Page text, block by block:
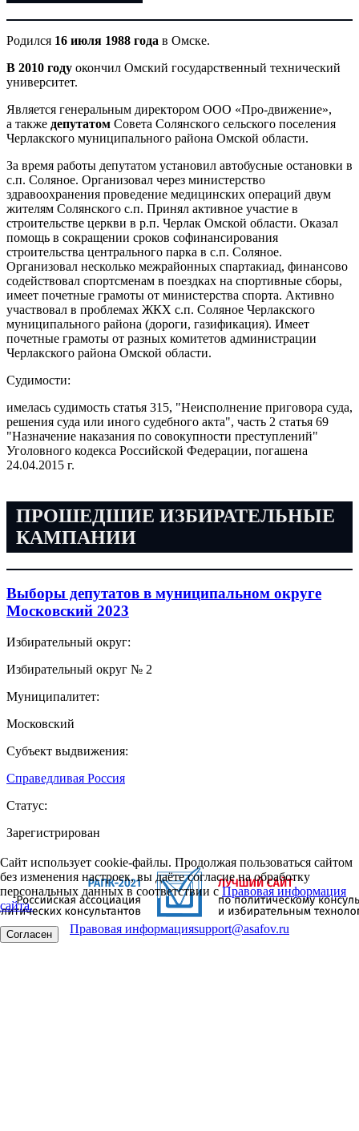
Родился 16 июля 1988 года в Омске.
В 2010 году окончил Омский государственный технический
университет.
Является генеральным директором ООО «Про-движение»,
а также депутатом Совета Солянского сельского поселения
Черлакского муниципального района Омской области.
За время работы депутатом установил автобусные остановки в
с.п. Соляное. Организовал через министерство
здравоохранения проведение медицинских операций двум
жителям Солянского с.п. Принял активное участие в
строительстве церкви в р.п. Черлак Омской области. Оказал
помощь в сокращении сроков софинансирования
строительства центрального парка в с.п. Соляное.
Организовал несколько межрайонных спартакиад, финансово
содействовал спортсменам в поездках на спортивные сборы,
имеет почетные грамоты от министерства спорта. Активно
участвовал в проблемах ЖКХ с.п. Соляное Черлакского
муниципального района (дороги, газификация). Имеет
почетные грамоты от разных комитетов администрации
Черлакского района Омской области.
Судимости:
имелась судимость статья 315, "Неисполнение приговора суда,
решения суда или иного судебного акта", часть 2 статья 69
"Назначение наказания по совокупности преступлений"
Уголовного кодекса Российской Федерации, погашена
24.04.2015 г.
ПРОШЕДШИЕ ИЗБИРАТЕЛЬНЫЕ
КАМПАНИИ
Выборы депутатов в муниципальном округе
Московский 2023
Избирательный округ:
Избирательный округ № 2
Муниципалитет:
Московский
Субъект выдвижения:
Справедливая Россия
Статус:
Зарегистрирован
Сайт использует cookie-файлы. Продолжая пользоваться сайтом
без изменения настроек, вы даёте согласие на обработку
персональных данных в соответствии сПравовая информация
сайта.
Согласен Правовая информацияsupport@asafov.ru